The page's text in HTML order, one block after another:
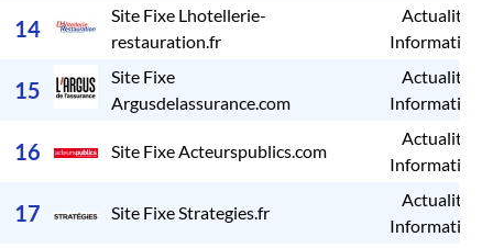
14
Site Fixe Lhotellerie-
restauration.fr
Actualités /
Informations
15
Site Fixe
Argusdelassurance.com
Actualités /
Informations
16 Site Fixe Acteurspublics.com
Actualités /
Informations
17 Site Fixe Strategies.fr
Actualités /
Informations